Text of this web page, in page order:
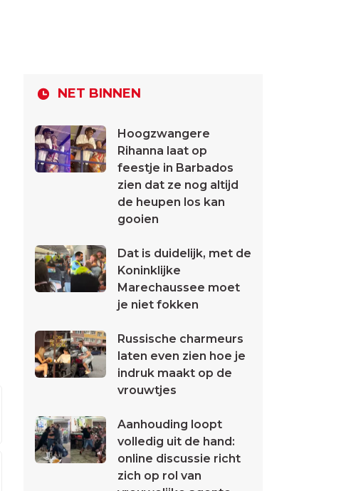
NET BINNEN
Hoogzwangere
Rihanna laat op
feestje in Barbados
zien dat ze nog altijd
de heupen los kan
gooien
Dat is duidelijk, met de
Koninklijke
Marechaussee moet
je niet fokken
Russische charmeurs
laten even zien hoe je
indruk maakt op de
vrouwtjes
Aanhouding loopt
volledig uit de hand:
online discussie richt
zich op rol van